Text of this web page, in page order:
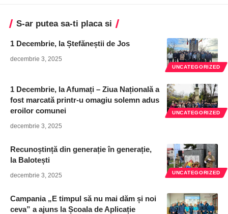
S-ar putea sa-ti placa si
UNCATEGORIZED
1 Decembrie, la Ștefăneștii de Jos
decembrie 3, 2025
UNCATEGORIZED
1 Decembrie, la Afumați – Ziua Națională a
fost marcată printr-u omagiu solemn adus
eroilor comunei
decembrie 3, 2025
UNCATEGORIZED
Recunoștință din generație în generație,
la Balotești
decembrie 3, 2025
Campania „E timpul să nu mai dăm și noi
ceva” a ajuns la Școala de Aplicație